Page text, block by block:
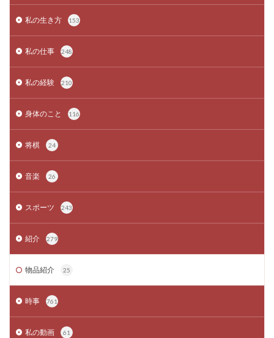
私の生き方 153
私の仕事 248
私の経験 210
身体のこと 116
将棋 24
音楽 26
スポーツ 243
紹介 279
物品紹介 25
時事 761
私の動画 61